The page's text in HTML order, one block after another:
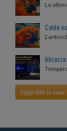
Le
Caldo
Leggi tutte le news